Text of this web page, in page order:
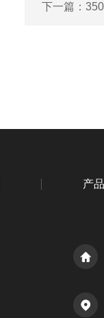
下一篇：
产